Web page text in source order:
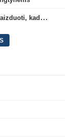
M. Capanas: „Prieš pusmetį negalėjau net įsivaizduoti, kad žaisime prieš „Hajduk“